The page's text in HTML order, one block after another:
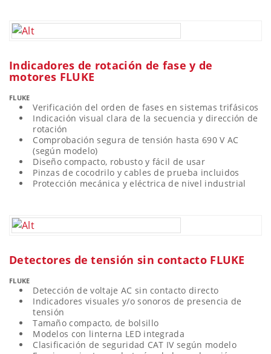
Indicadores de rotación de fase y de
motores FLUKE
FLUKE
Verificación del orden de fases en sistemas trifásicos
Indicación visual clara de la secuencia y dirección de
rotación
Comprobación segura de tensión hasta 690 V AC
(según modelo)
Diseño compacto, robusto y fácil de usar
Pinzas de cocodrilo y cables de prueba incluidos
Protección mecánica y eléctrica de nivel industrial
Detectores de tensión sin contacto FLUKE
FLUKE
Detección de voltaje AC sin contacto directo
Indicadores visuales y/o sonoros de presencia de
tensión
Tamaño compacto, de bolsillo
Modelos con linterna LED integrada
Clasificación de seguridad CAT IV según modelo